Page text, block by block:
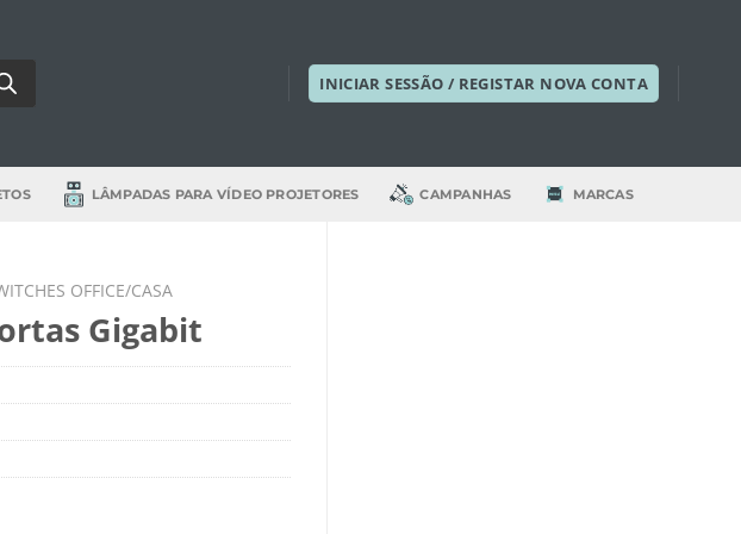
INICIAR SESSÃO / REGISTAR NOVA CONTA
LÂMPADAS PARA VÍDEO PROJETORES CAMPANHAS MARCAS
OFFICE/CASA
Gigabit